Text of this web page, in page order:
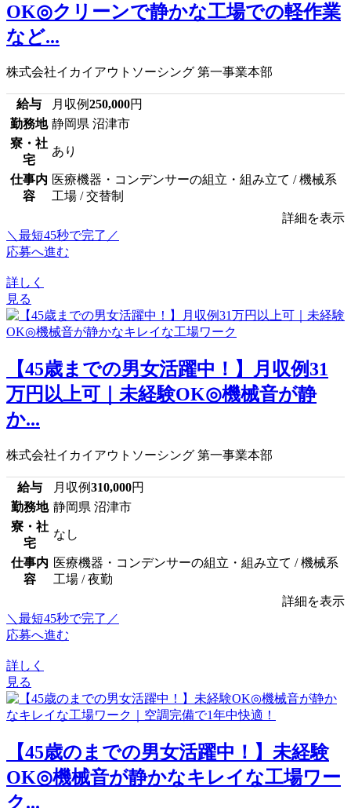
OK◎クリーンで静かな工場での軽作業
など...
株式会社イカイアウトソーシング 第一事業本部
給与 月収例250,000円
勤務地 静岡県 沼津市
寮・社
宅
あり
仕事内
容
医療機器・コンデンサーの組立・組み立て / 機械系
工場 / 交替制
詳細を表示
＼最短45秒で完了／
応募へ進む
詳しく
見る
【45歳までの男女活躍中！】月収例31
万円以上可｜未経験OK◎機械音が静
か...
株式会社イカイアウトソーシング 第一事業本部
給与 月収例310,000円
勤務地 静岡県 沼津市
寮・社
宅
なし
仕事内
容
医療機器・コンデンサーの組立・組み立て / 機械系
工場 / 夜勤
詳細を表示
＼最短45秒で完了／
応募へ進む
詳しく
見る
【45歳のまでの男女活躍中！】未経験
OK◎機械音が静かなキレイな工場ワー
ク...